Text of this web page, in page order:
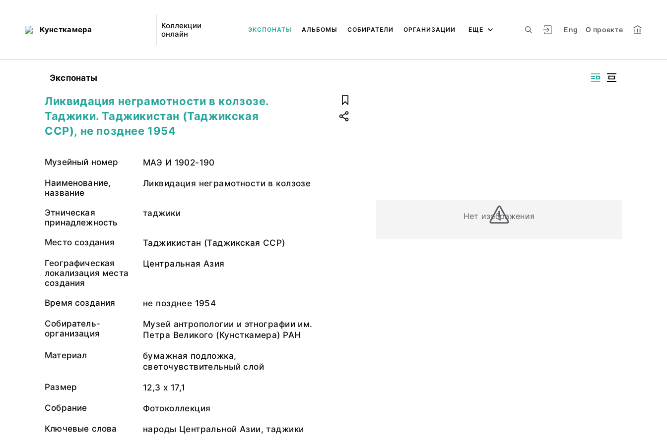
Кунсткамера
Коллекции
онлайн
Eng О проекте
ЭКСПОНАТЫ АЛЬБОМЫ СОБИРАТЕЛИ ОРГАНИЗАЦИИ ЕЩЕ
Экспонаты
Нет изображения
Ликвидация неграмотности в колзозе.
Таджики. Таджикистан (Таджикская
ССР), не позднее 1954
Музейный номер МАЭ И 1902-190
Наименование,
название
Ликвидация неграмотности в колзозе
Этническая
принадлежность
таджики
Место создания Таджикистан (Таджикская ССР)
Географическая
локализация места
создания
Центральная Азия
Время создания не позднее 1954
Собиратель-
организация
Музей антропологии и этнографии им.
Петра Великого (Кунсткамера) РАН
Материал
бумажная подложка,
светочувствительный слой
Размер 12,3 х 17,1
Собрание Фотоколлекция
Ключевые слова народы Центральной Азии, таджики